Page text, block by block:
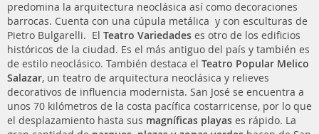
predomina la arquitectura neoclásica así como decoraciones
barrocas. Cuenta con una cúpula metálica y con esculturas de
Pietro Bulgarelli. El Teatro Variedades es otro de los edificios
históricos de la ciudad. Es el más antiguo del país y también es
de estilo neoclásico. También destaca el Teatro Popular Melico
Salazar, un teatro de arquitectura neoclásica y relieves
decorativos de influencia modernista. San José se encuentra a
unos 70 kilómetros de la costa pacífica costarricense, por lo que
el desplazamiento hasta sus magníficas playas es rápido. La